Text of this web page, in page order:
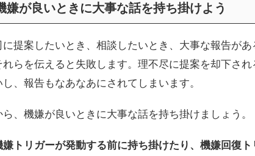
嫌が良いときに大事な話を持ち掛けよう
に提案したいとき、相談したいとき、大事な報告が
れらを伝えると失敗します。理不尽に提案を却下さ
し、報告もなあなあにされてしまいます。
ら、機嫌が良いときに大事な話を持ち掛けましょう。
嫌トリガーが発動する前に持ち掛けたり、機嫌回復